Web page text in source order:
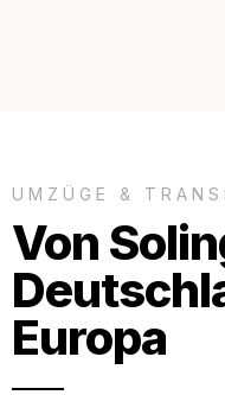
UMZÜGE &
Von
Europa